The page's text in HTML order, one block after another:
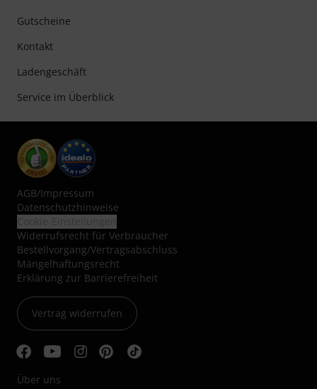
Gutscheine
Kontakt
Ladengeschäft
Service im Überblick
AGB/Impressum
Datenschutzhinweise
Widerrufsrecht für Verbraucher
Bestellvorgang/Vertragsabschluss
Mängelhaftungsrecht
Erklärung zur Barrierefreiheit
Vertrag widerrufen
Über uns